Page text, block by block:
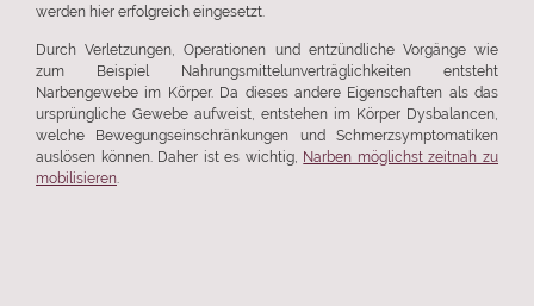
werden hier erfolgreich eingesetzt.
Durch Verletzungen, Operationen und entzündliche Vorgänge wie
zum Beispiel Nahrungsmittelunverträglichkeiten entsteht
Narbengewebe im Körper. Da dieses andere Eigenschaften als das
ursprüngliche Gewebe aufweist, entstehen im Körper Dysbalancen,
welche Bewegungseinschränkungen und Schmerzsymptomatiken
auslösen können. Daher ist es wichtig, Narben möglichst zeitnah zu
mobilisieren.